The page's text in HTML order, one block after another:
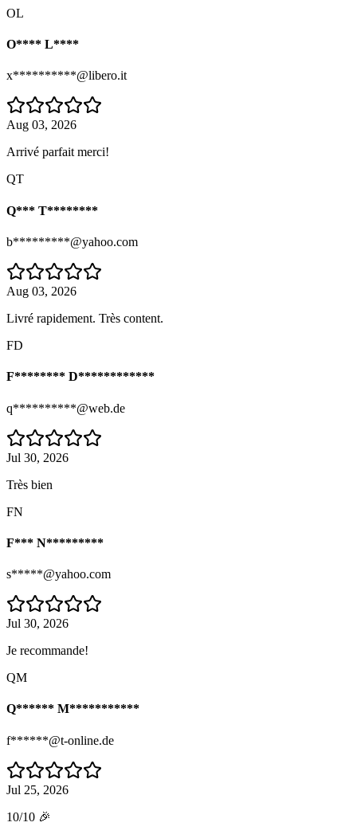
OL
O**** L****
x**********@libero.it
Aug 03, 2026
Arrivé parfait merci!
QT
Q*** T********
b*********@yahoo.com
Aug 03, 2026
Livré rapidement. Très content.
FD
F******** D************
q**********@web.de
Jul 30, 2026
Très bien
FN
F*** N*********
s*****@yahoo.com
Jul 30, 2026
Je recommande!
QM
Q****** M***********
f******@t-online.de
Jul 25, 2026
10/10 🎉